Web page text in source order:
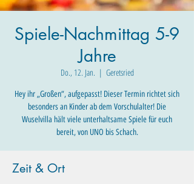
Spiele-Nachmittag 5-9
Jahre
Do., 12. Jan.
  |
Geretsried
Hey ihr „Großen“, aufgepasst! Dieser Termin richtet sich
besonders an Kinder ab dem Vorschulalter! Die
Wuselvilla hält viele unterhaltsame Spiele für euch
bereit, von UNO bis Schach.
Zeit & Ort